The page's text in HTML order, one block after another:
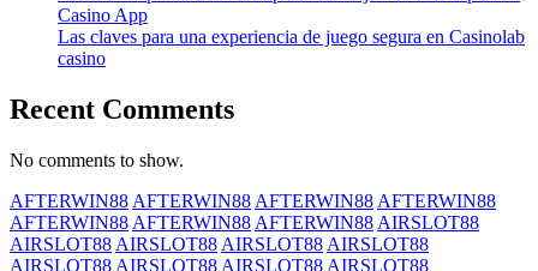
Casino App
Las claves para una experiencia de juego segura en Casinolab
casino
Recent Comments
No comments to show.
AFTERWIN88 AFTERWIN88 AFTERWIN88 AFTERWIN88
AFTERWIN88 AFTERWIN88 AFTERWIN88 AIRSLOT88
AIRSLOT88 AIRSLOT88 AIRSLOT88 AIRSLOT88
AIRSLOT88 AIRSLOT88 AIRSLOT88 AIRSLOT88